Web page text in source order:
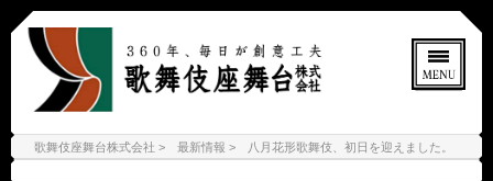
歌舞伎座舞台株式会社 最新情報 八月花形歌舞伎、初日を迎えました。